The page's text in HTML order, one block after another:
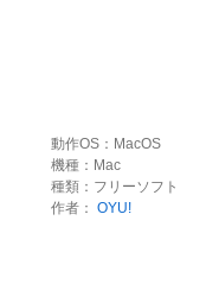
動作OS：MacOS
機種：Mac
種類：フリーソフト
作者： OYU!